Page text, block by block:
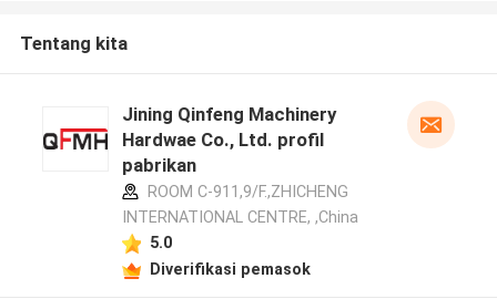
Tentang kita
Jining Qinfeng Machinery
Hardwae Co., Ltd. profil
pabrikan
ROOM C-911,9/F.,ZHICHENG
INTERNATIONAL CENTRE, ,China
5.0
Diverifikasi pemasok